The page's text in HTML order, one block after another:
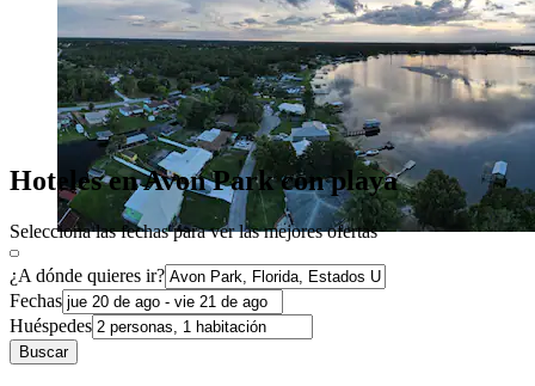
Hoteles en Avon Park con playa
Selecciona las fechas para ver las mejores ofertas
¿A dónde quieres ir?
Fechas
Huéspedes
Buscar